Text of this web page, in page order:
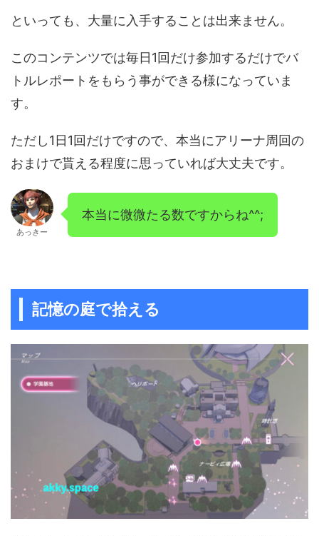
といっても、大量に入手することは出来ません。
このコンテンツでは毎日1回だけ参加するだけでバ
トルレポートをもらう事ができる様になっていま
す。
ただし1日1回だけですので、本当にアリーナ周回の
おまけで貰える程度に思っていれば大丈夫です。
あっきー
本当に微微たる数ですからね^^;
記憶の庭で拾える